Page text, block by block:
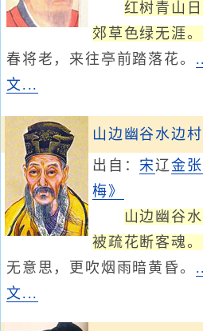
红树青山
郊草色绿无涯。
春将老，来往亭前踏落花。
文...
山边幽谷水边
出自：宋辽金
梅》
山边幽谷
被疏花断客魂。
无意思，更吹烟雨暗黄昏。
文...